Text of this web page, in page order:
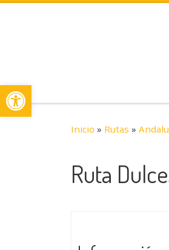
Abrir barra de
Inicio » Rutas »
Ruta